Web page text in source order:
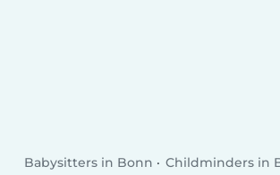
Babysitters in Bonn
Childminders in